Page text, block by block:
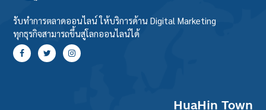
รับทำการตลาดออนไลน์ ให้บริการด้าน Digital Marketing
ทุกธุรกิจสามารถขึ้นสู่โลกออนไลน์ได้
HuaHin Town